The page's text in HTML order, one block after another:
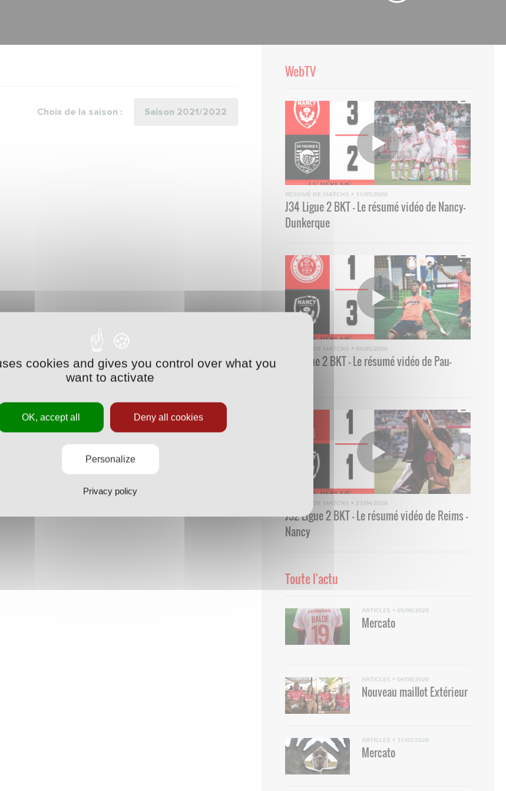
Choix de la saison :
WebTV
RÉSUMÉ DE MATCHS • 11/05/2026
J34 Ligue 2 BKT - Le résumé vidéo de Nancy-
Dunkerque
RÉSUMÉ DE MATCHS • 04/05/2026
33 Ligue 2 BKT - Le résumé vidéo de Pau-
RÉSUMÉ DE MATCHS • 27/04/2026
J32 Ligue 2 BKT - Le résumé vidéo de Reims -
Nancy
Toute l'actu
ARTICLES • 05/08/2026
Mercato
ARTICLES • 04/08/2026
Nouveau maillot Extérieur
ARTICLES • 31/07/2026
Mercato
cookies and gives you control over what you
want to activate
OK, accept all Deny all cookies
Personalize
Privacy policy